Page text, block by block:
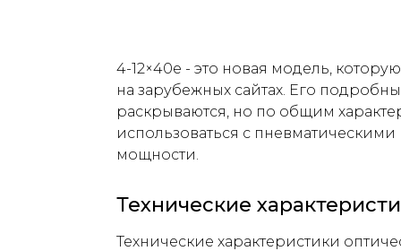
4-12×40e - это новая модель,
на зарубежных сайтах. Его
раскрываются, но по общим
использоваться с
мощности.
Технические
Технические характеристики